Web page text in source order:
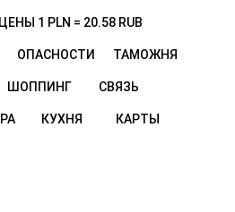
ЦЕНЫ 1 PLN = 20.58 RUB
ОПАСНОСТИ ТАМОЖНЯ
ШОППИНГ СВЯЗЬ
КУХНЯ КАРТЫ